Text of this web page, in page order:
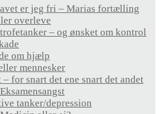
er jeg fri – Marias fortælling
overleve
– og ønsket om kontrol
om hjælp
mennesker
– for snart det ene snart det andet
Eksamensangst
tanker/depression